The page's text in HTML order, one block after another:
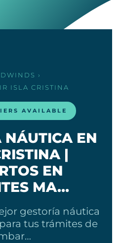
›
ISLA CRISTINA
AVAILABLE
NÁUTICA EN
|
EN
MA…
gestoría náutica
tus trámites de